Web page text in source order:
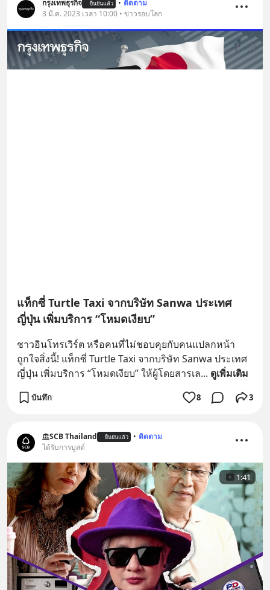
กรุงเทพธุรกิจ ยืนยันแล้ว • ติดตาม
3 มี.ค. 2023 เวลา 10:00 • ข่าวรอบโลก
แท็กซี่ Turtle Taxi จากบริษัท Sanwa ประเทศ
ญี่ปุ่น เพิ่มบริการ “โหมดเงียบ”
ชาวอินโทรเวิร์ต หรือคนที่ไม่ชอบคุยกับคนแปลกหน้า
ถูกใจสิ่งนี้! แท็กซี่ Turtle Taxi จากบริษัท Sanwa ประเทศ
ญี่ปุ่น เพิ่มบริการ “โหมดเงียบ” ให้ผู้โดยสารเล... ดูเพิ่มเติม
บันทึก 8 3
SCB Thailand ยืนยันแล้ว • ติดตาม
ได้รับการบูสต์
1:41